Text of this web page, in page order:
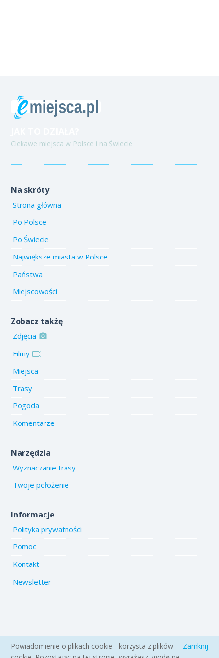
Ciekawe miejsca w Polsce i na Świecie
Na skróty
Strona główna
Po Polsce
Po Świecie
Największe miasta w Polsce
Państwa
Miejscowości
Zobacz takżę
Zdjęcia
Filmy
Miejsca
Trasy
Pogoda
Komentarze
Narzędzia
Wyznaczanie trasy
Twoje położenie
Informacje
Polityka prywatności
Pomoc
Kontakt
Newsletter
Copyright 2005-2026 www.emiejsca.pl. Kopiowanie treści i zdjęć
zabronione.
Powiadomienie o plikach cookie - korzysta z plików
Zamknij